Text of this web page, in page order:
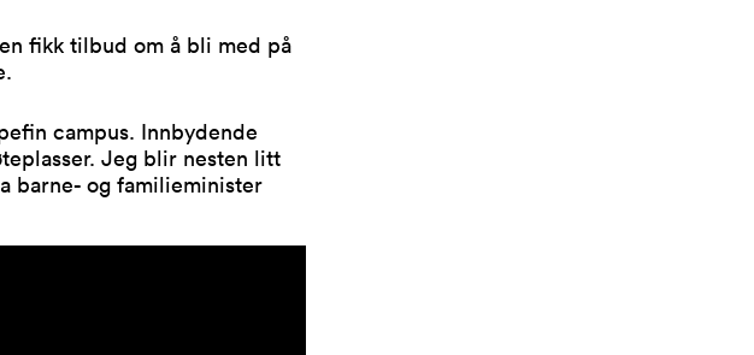
fikk tilbud om å bli med på
campus. Innbydende
Jeg blir nesten litt
barne- og familieminister